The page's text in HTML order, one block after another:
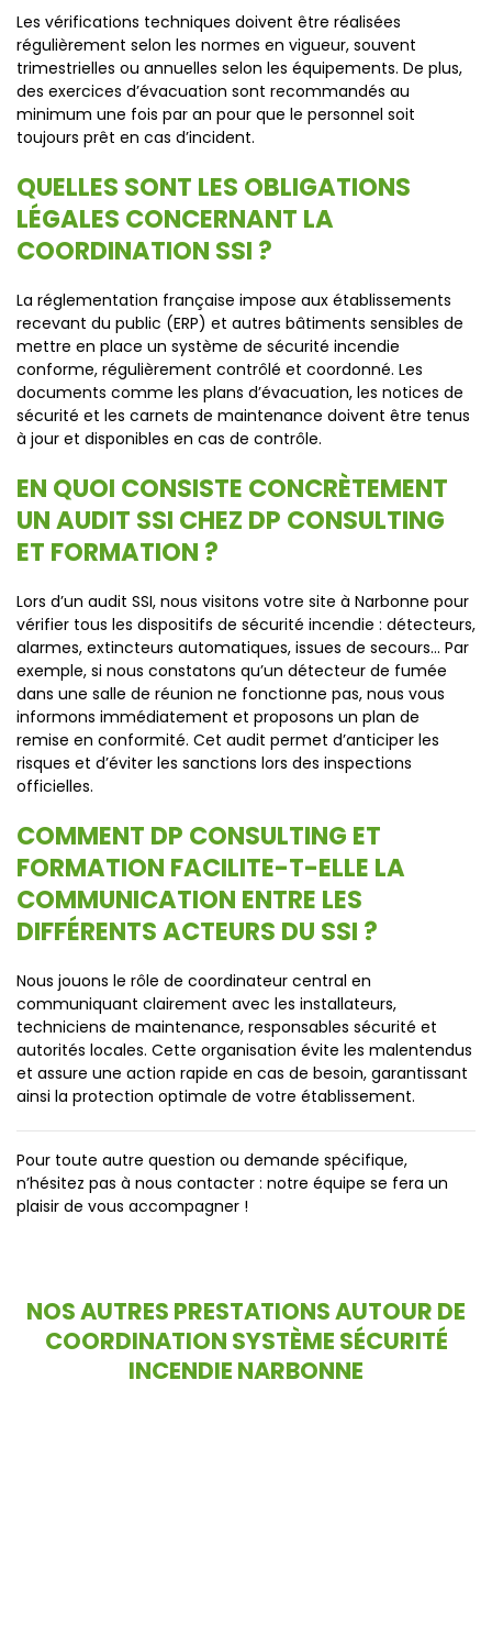
Les vérifications techniques doivent être réalisées
régulièrement selon les normes en vigueur, souvent
trimestrielles ou annuelles selon les équipements. De plus,
des exercices d’évacuation sont recommandés au
minimum une fois par an pour que le personnel soit
toujours prêt en cas d’incident.
QUELLES SONT LES OBLIGATIONS
LÉGALES CONCERNANT LA
COORDINATION SSI ?
La réglementation française impose aux établissements
recevant du public (ERP) et autres bâtiments sensibles de
mettre en place un système de sécurité incendie
conforme, régulièrement contrôlé et coordonné. Les
documents comme les plans d’évacuation, les notices de
sécurité et les carnets de maintenance doivent être tenus
à jour et disponibles en cas de contrôle.
EN QUOI CONSISTE CONCRÈTEMENT
UN AUDIT SSI CHEZ DP CONSULTING
ET FORMATION ?
Lors d’un audit SSI, nous visitons votre site à Narbonne pour
vérifier tous les dispositifs de sécurité incendie : détecteurs,
alarmes, extincteurs automatiques, issues de secours... Par
exemple, si nous constatons qu’un détecteur de fumée
dans une salle de réunion ne fonctionne pas, nous vous
informons immédiatement et proposons un plan de
remise en conformité. Cet audit permet d’anticiper les
risques et d’éviter les sanctions lors des inspections
officielles.
COMMENT DP CONSULTING ET
FORMATION FACILITE-T-ELLE LA
COMMUNICATION ENTRE LES
DIFFÉRENTS ACTEURS DU SSI ?
Nous jouons le rôle de coordinateur central en
communiquant clairement avec les installateurs,
techniciens de maintenance, responsables sécurité et
autorités locales. Cette organisation évite les malentendus
et assure une action rapide en cas de besoin, garantissant
ainsi la protection optimale de votre établissement.
Pour toute autre question ou demande spécifique,
n’hésitez pas à nous contacter : notre équipe se fera un
plaisir de vous accompagner !
NOS AUTRES PRESTATIONS AUTOUR DE
COORDINATION SYSTÈME SÉCURITÉ
INCENDIE NARBONNE